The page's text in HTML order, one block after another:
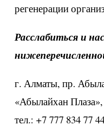
регенерации
Расслабиться и
г. Алматы, пр.
«Абылайхан
тел.: +7 777 834 77